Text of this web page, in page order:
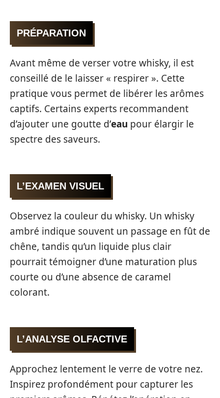
PRÉPARATION
Avant même de verser votre whisky, il est
conseillé de le laisser « respirer ». Cette
pratique vous permet de libérer les arômes
captifs. Certains experts recommandent
d’ajouter une goutte d’eau pour élargir le
spectre des saveurs.
L’EXAMEN VISUEL
Observez la couleur du whisky. Un whisky
ambré indique souvent un passage en fût de
chêne, tandis qu’un liquide plus clair
pourrait témoigner d’une maturation plus
courte ou d’une absence de caramel
colorant.
L’ANALYSE OLFACTIVE
Approchez lentement le verre de votre nez.
Inspirez profondément pour capturer les